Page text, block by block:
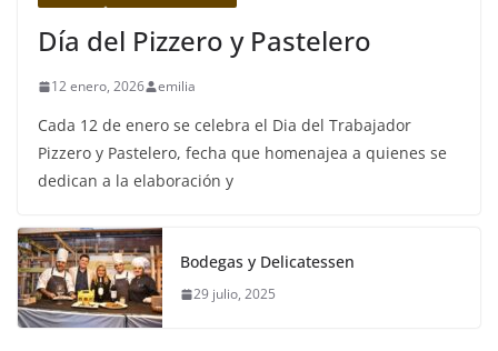
Día del Pizzero y Pastelero
12 enero, 2026 emilia
Cada 12 de enero se celebra el Dia del Trabajador
Pizzero y Pastelero, fecha que homenajea a quienes se
dedican a la elaboración y
Bodegas y Delicatessen
29 julio, 2025